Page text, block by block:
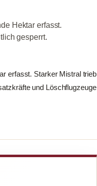
Hektar erfasst.
gesperrt.
erfasst. Starker Mistral trieb
und Löschflugzeuge